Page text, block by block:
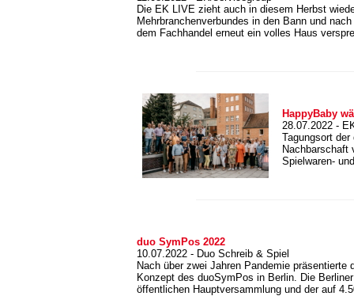
Die EK LIVE zieht auch in diesem Herbst
Mehrbranchenverbundes in den Bann und
dem Fachhandel erneut ein volles Haus
HappyBaby
28.07.2022 -
Tagungsort
Nachbarschaft
Spielwaren-
duo SymPos 2022
10.07.2022 - Duo Schreib & Spiel
Nach über zwei Jahren Pandemie
Konzept des duoSymPos in Berlin. Die
öffentlichen Hauptversammlung und der auf